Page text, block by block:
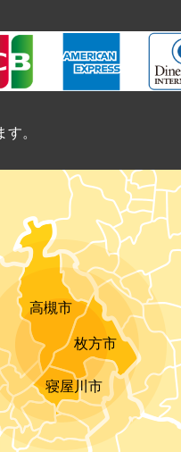
。
高槻市
枚方市
寝屋川市